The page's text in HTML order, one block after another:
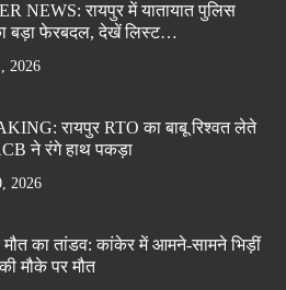
NEWS: रायपुर में यातायात पुलिस
बड़ा फेरबदल, देखें लिस्ट…
2026
रायपुर RTO का बाबू रिश्वत लेते
ने रंगे हाथ पकड़ा
2026
का तांडव: कांकेर में आमने-सामने भिड़ीं
मौके पर मौत